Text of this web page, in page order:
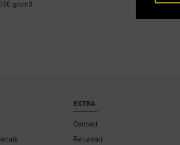
g/cm3
EXTRA
Contact
Returnari